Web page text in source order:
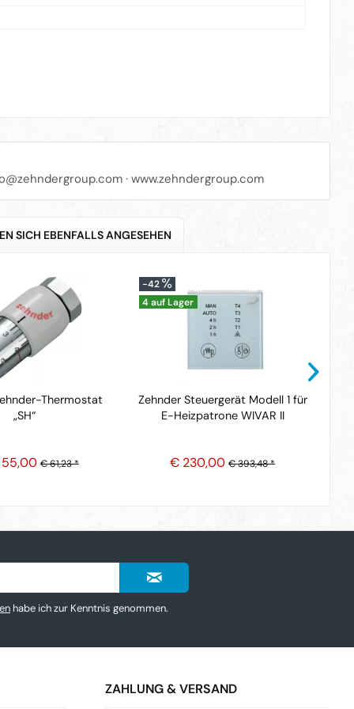
· www.zehndergroup.com
SICH EBENFALLS ANGESEHEN
Thermostat
„SH“
€ 61,23 *
-42
4 auf Lager
Zehnder Steuergerät Modell 1 für
E-Heizpatrone WIVAR II
€ 230,00 € 393,48 *
habe ich zur Kenntnis genommen.
ZAHLUNG & VERSAND